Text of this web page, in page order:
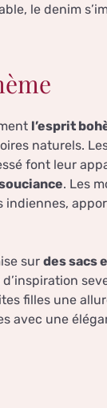
le denim
l’esprit
naturels.
font leur
. Les
sur des sacs
d’inspiration
filles une
avec une